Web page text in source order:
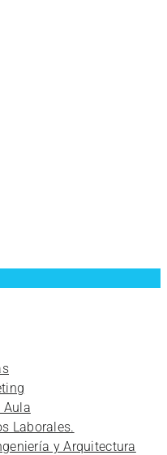
Aula
Laborales.
y Arquitectura